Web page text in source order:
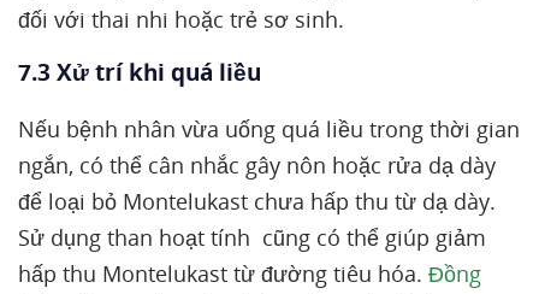
đối với thai nhi hoặc trẻ sơ sinh.
7.3 Xử trí khi quá liều
Nếu bệnh nhân vừa uống quá liều trong thời gian
ngắn, có thể cân nhắc gây nôn hoặc rửa dạ dày
để loại bỏ Montelukast chưa hấp thu từ dạ dày.
Sử dụng than hoạt tính cũng có thể giúp giảm
hấp thu Montelukast từ đường tiêu hóa. Đồng